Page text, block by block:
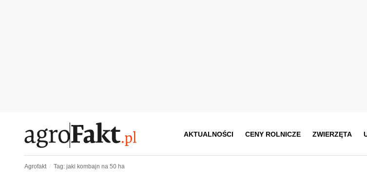
AKTUALNOŚCI CENY ROLNICZE ZWIERZĘTA
Agrofakt Tag: jaki kombajn na 50 ha